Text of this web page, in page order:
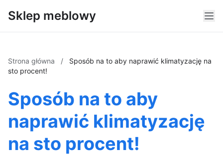
Sklep meblowy
Strona główna /
Sposób na to aby naprawić klimatyzację na
sto procent!
Sposób na to aby
naprawić klimatyzację
na sto procent!